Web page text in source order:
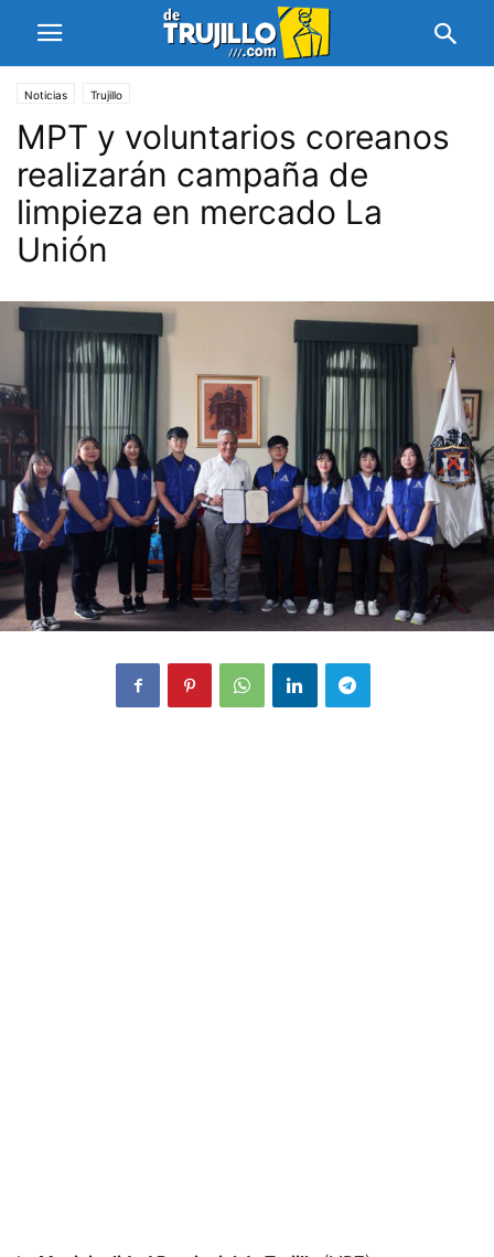
Noticias Trujillo
MPT y voluntarios coreanos
realizarán campaña de
limpieza en mercado La
Unión